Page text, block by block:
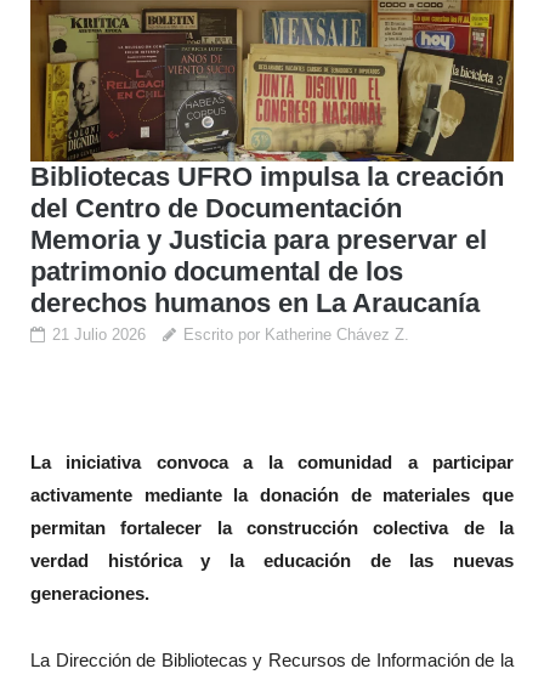
Bibliotecas UFRO impulsa la creación
del Centro de Documentación
Memoria y Justicia para preservar el
patrimonio documental de los
derechos humanos en La Araucanía
21 Julio 2026 Escrito por Katherine Chávez Z.
La iniciativa convoca a la comunidad a participar
activamente mediante la donación de materiales que
permitan fortalecer la construcción colectiva de la
verdad histórica y la educación de las nuevas
generaciones.
La Dirección de Bibliotecas y Recursos de Información de la